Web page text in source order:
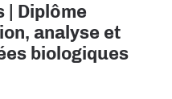
| Diplôme
analyse et
biologiques